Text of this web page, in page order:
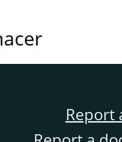
Report